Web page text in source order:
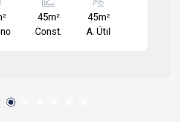
45m²
Const.
45m²
A. Útil